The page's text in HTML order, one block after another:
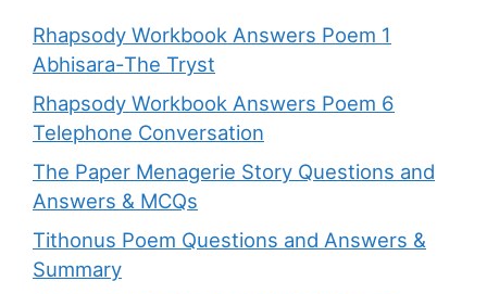
Rhapsody Workbook Answers Poem 1
Abhisara-The Tryst
Rhapsody Workbook Answers Poem 6
Telephone Conversation
The Paper Menagerie Story Questions and
Answers & MCQs
Tithonus Poem Questions and Answers &
Summary